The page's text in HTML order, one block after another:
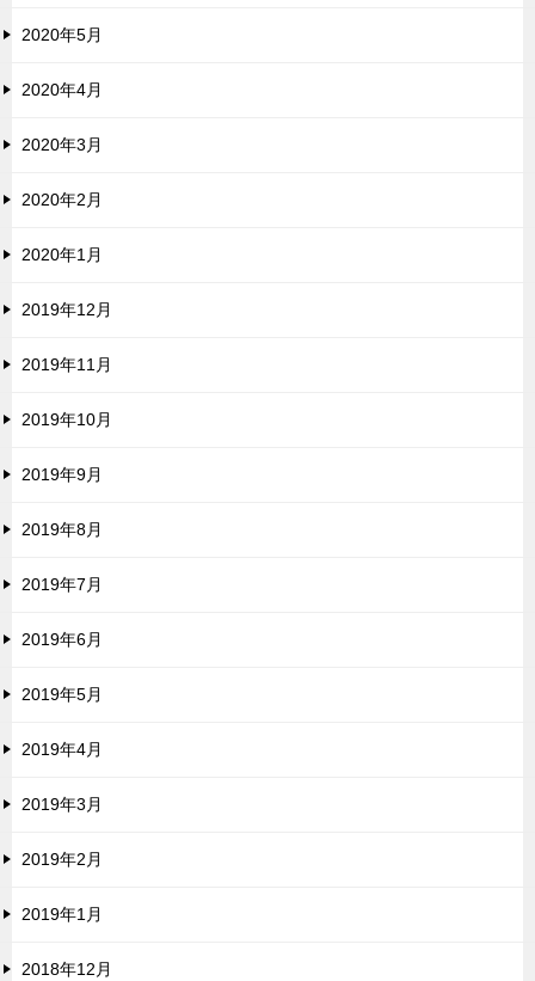
2020年5月
2020年4月
2020年3月
2020年2月
2020年1月
2019年12月
2019年11月
2019年10月
2019年9月
2019年8月
2019年7月
2019年6月
2019年5月
2019年4月
2019年3月
2019年2月
2019年1月
2018年12月